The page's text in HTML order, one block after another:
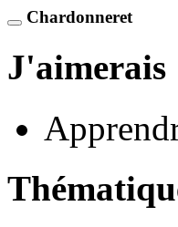
Chardonneret
J'aimerais